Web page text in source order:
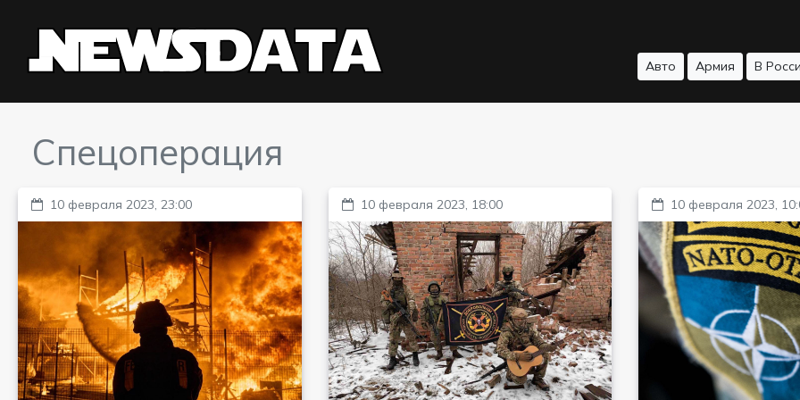
Авто Армия В
Спецоперация
10 февраля 2023, 23:00 10 февраля 2023, 18:00 10 февраля 2023,